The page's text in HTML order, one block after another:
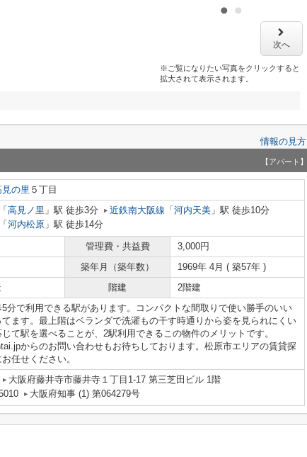
次へ
※ご覧になりたい写真をクリックすると
拡大されて表示されます。
情報の見方
【アパート】
見の里 ５丁目
「 高見ノ里 」駅 徒歩3分 近鉄南大阪線 「 河内天美 」駅 徒歩10分
「 河内松原 」駅 徒歩14分
管理費・共益費
3,000円
築年月（築年数）
1969年 4月 ( 築57年 )
階建 2階建
分で利用できる駅があります。コンパクトな間取りで使い勝手のいい
ます。最上階はベランダで洗濯もの干す時通りから姿を見られにくい
て駅を選べることが、2駅利用できるこの物件のメリットです。
からのお問い合わせもお待ちしております。松原市エリアの賃貸探
任せください。
大阪府藤井寺市藤井寺１丁目1-17 第三芝田ビル 1階
大阪府知事 (1) 第064279号